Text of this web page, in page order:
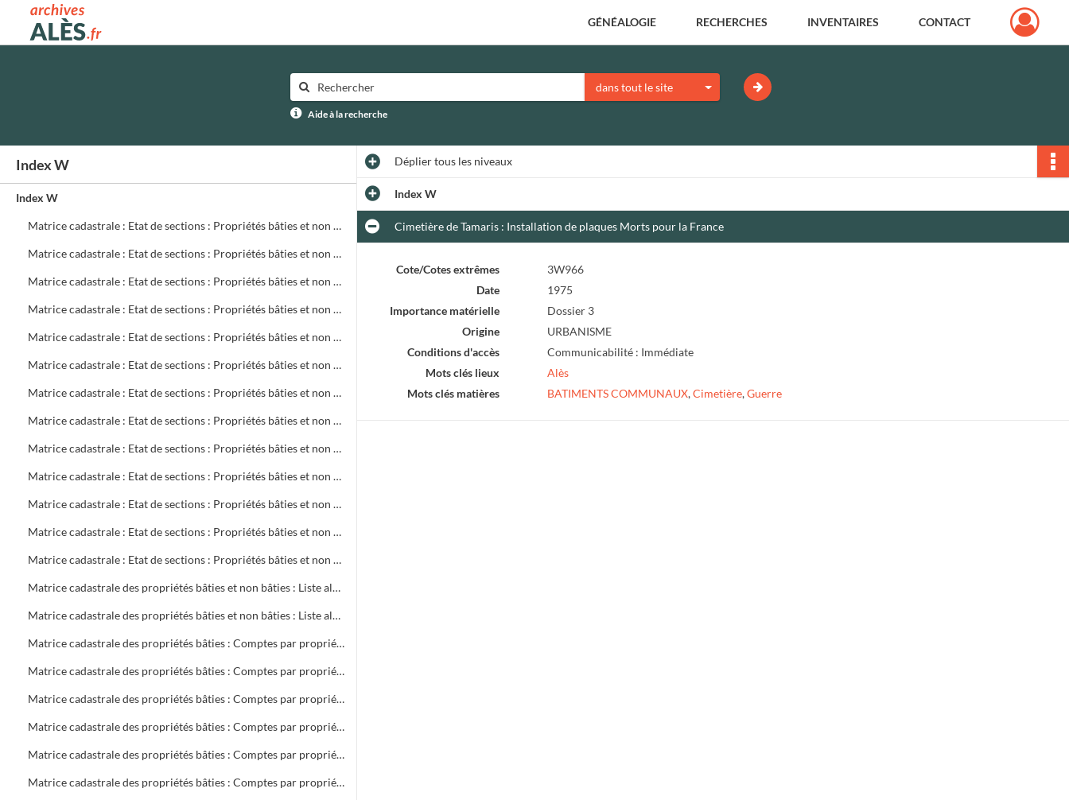
Archives municipales d'Alès GÉNÉALOGIE RECHERCHES INVENTAIRES CONTACT
dans tout le site
Aide à la recherche
Index W
Index W
Matrice cadastrale : Etat de sections : Propriétés bâties et non bâties : Comptes par rue et lieu-dit : CA 621 à 780
Matrice cadastrale : Etat de sections : Propriétés bâties et non bâties : Comptes par rue et lieu-dit : CB 1 à 299
Matrice cadastrale : Etat de sections : Propriétés bâties et non bâties : Comptes par rue et lieu-dit : CB 300 à 499
Matrice cadastrale : Etat de sections : Propriétés bâties et non bâties : Comptes par rue et lieu-dit : CB 500 à 699
Matrice cadastrale : Etat de sections : Propriétés bâties et non bâties : Comptes par rue et lieu-dit : CB 700 à 719
Matrice cadastrale : Etat de sections : Propriétés bâties et non bâties : Comptes par rue et lieu-dit : CB 720 à 770
Matrice cadastrale : Etat de sections : Propriétés bâties et non bâties : Comptes par rue et lieu-dit : CB 771 à 855
Matrice cadastrale : Etat de sections : Propriétés bâties et non bâties : Comptes par rue et lieu-dit : CD 1 à 304
Matrice cadastrale : Etat de sections : Propriétés bâties et non bâties : Comptes par rue et lieu-dit : CH 1 à 394
Matrice cadastrale : Etat de sections : Propriétés bâties et non bâties : Comptes par rue et lieu-dit : CM 1 à 386
Matrice cadastrale : Etat de sections : Propriétés bâties et non bâties : Comptes par rue et lieu-dit : CN 1 à 190
Matrice cadastrale : Etat de sections : Propriétés bâties et non bâties : Comptes par rue et lieu-dit : CN 191 à 387
Matrice cadastrale : Etat de sections : Propriétés bâties et non bâties : Comptes par rue et lieu-dit : CO 1 à 440
Matrice cadastrale des propriétés bâties et non bâties : Liste alphabétique des propriétaires : A à G
Matrice cadastrale des propriétés bâties et non bâties : Liste alphabétique des propriétaires : A à Z
Matrice cadastrale des propriétés bâties : Comptes par propriétaire : 2 à 469 sociétés
Matrice cadastrale des propriétés bâties : Comptes par propriétaire : 2 à 680 copropriétés
Matrice cadastrale des propriétés bâties : Comptes par propriétaire : B 1 à 700
Matrice cadastrale des propriétés bâties : Comptes par propriétaire : B 701 à 1404
Matrice cadastrale des propriétés bâties : Comptes par propriétaire : B 1404 à C 400
Matrice cadastrale des propriétés bâties : Comptes par propriétaire : C 401 à 1268
Dépliertous les niveaux
Index W
Cimetière de Tamaris : Installation de plaques Morts pour la France
Cote/Cotes extrêmes
3W966
Date
1975
Importance matérielle
Dossier 3
Origine
URBANISME
Conditions d'accès
Communicabilité : Immédiate
Mots clés lieux
Alès
Mots clés matières
BATIMENTS COMMUNAUX,Cimetière,Guerre